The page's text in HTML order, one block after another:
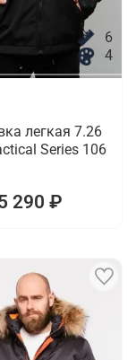
6
4
легкая 7.26
Series 106
290 ₽